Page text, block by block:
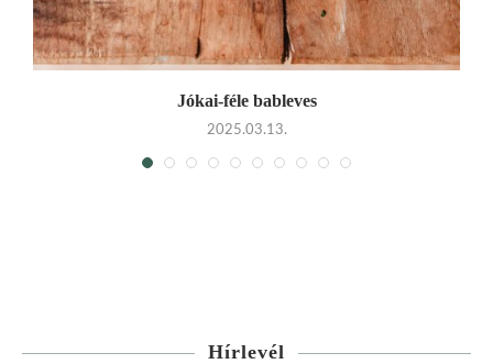
Jókai-féle bableves
2025.03.13.
Hírlevél